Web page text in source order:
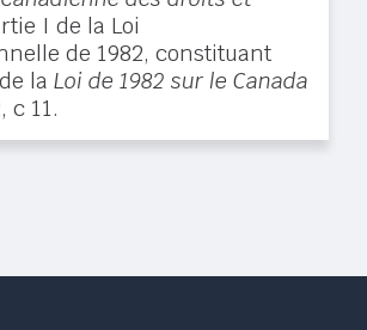
I de la Loi
de 1982, constituant
de laLoi de 1982 sur le Canada
c 11.